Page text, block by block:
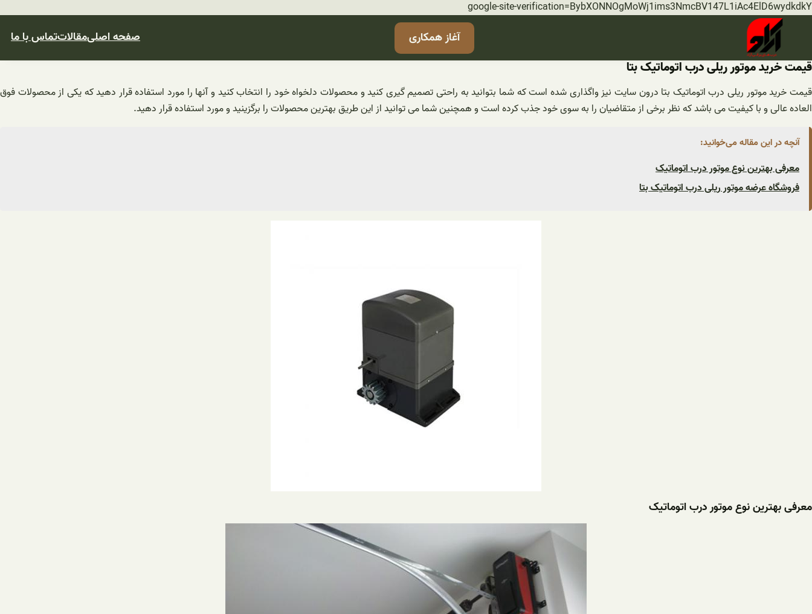
google-site-verification=BybXONNOgMoWj1ims3NmcBV147L1iAc4ElD6wydkdkYرفتن
به
محتوا
آغاز همکاری صفحه اصلیمقالاتتماس با ما
قیمت خرید موتور ریلی درب اتوماتیک بتا
قیمت خرید موتور ریلی درب اتوماتیک بتا درون سایت نیز واگذاری شده است که شما بتوانید به راحتی تصمیم گیری کنید و محصولات دلخواه خود را انتخاب کنید و آنها را مورد استفاده قرار دهید که یکی از محصولات فوق
العاده عالی و با کیفیت می باشد که نظر برخی از متقاضیان را به سوی خود جذب کرده است و همچنین شما می توانید از این طریق بهترین محصولات را برگزینید و مورد استفاده قرار دهید.
آنچه در این مقاله می‌خوانید:
معرفی بهترین نوع موتور درب اتوماتیک
فروشگاه عرضه موتور ریلی درب اتوماتیک بتا
معرفی بهترین نوع موتور درب اتوماتیک